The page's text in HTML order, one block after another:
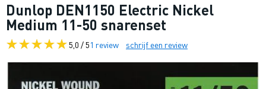
Dunlop DEN1150 Electric Nickel
Medium 11-50 snarenset
5,0 / 51 review schrijf een review